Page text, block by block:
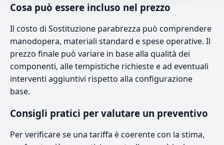
Cosa può essere incluso nel prezzo
Il costo di Sostituzione parabrezza può comprendere
manodopera, materiali standard e spese operative. Il
prezzo finale può variare in base alla qualità dei
componenti, alle tempistiche richieste e ad eventuali
interventi aggiuntivi rispetto alla configurazione
base.
Consigli pratici per valutare un preventivo
Per verificare se una tariffa è coerente con la stima,